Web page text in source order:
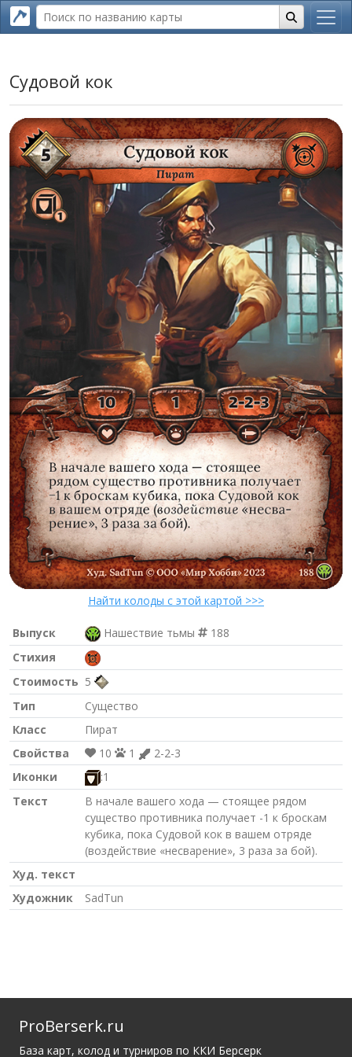
Судовой кок
Найти колоды с этой картой >>>
Выпуск Нашествие тьмы
188
Стихия
Стоимость 5
Тип
Существо
Класс
Пират
Свойства
10 1
2-2-3
Иконки
:1
Текст
В начале вашего хода — стоящее рядом
существо противника получает -1 к броскам
кубика, пока Судовой кок в вашем отряде
(воздействие «несварение», 3 раза за бой).
Худ. текст
Художник
SadTun
ProBerserk.ru
База карт, колод и турниров по ККИ Берсерк